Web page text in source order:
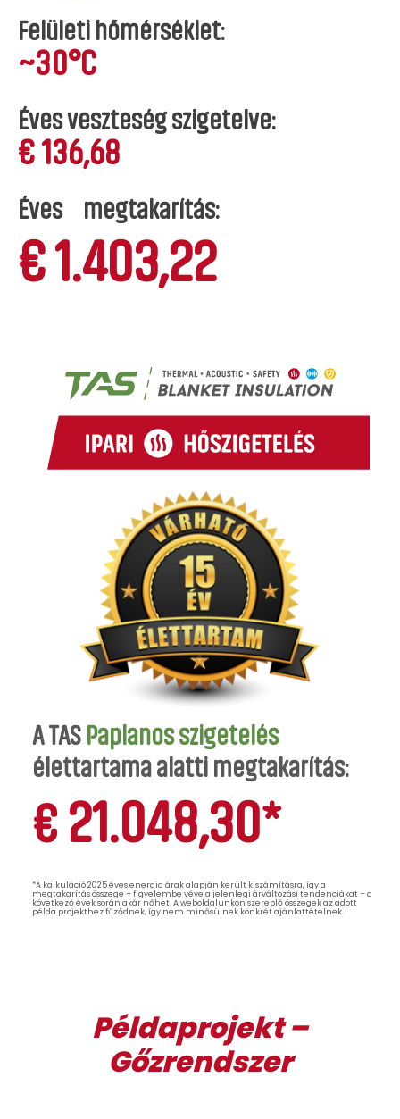
Felületi hőmérséklet:
~30°C
Éves veszteség szigetelve:
€ 136,68
Éves megtakarítás:
€1.403,22
A TASPaplanos szigetelés
élettartama alatti megtakarítás:
€21.048,30*
*A kalkuláció 2025 éves energia árak alapján került kiszámításra, így a
megtakarítás összege – figyelembe véve a jelenlegi árváltozási tendenciákat – a
következő évek során akár nőhet. A weboldalunkon szereplő összegek az adott
példa projekthez fűződnek, így nem minősülnek konkrét ajánlattételnek.
Példaprojekt –
Gőzrendszer